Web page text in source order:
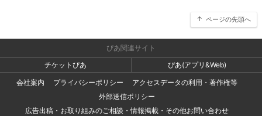
ページの先頭へ
ぴあ関連サイト
チケットぴあ
ぴあ(アプリ&Web)
会社案内
プライバシーポリシー
アクセスデータの利用・著作権等
外部送信ポリシー
広告出稿・お取り組みのご相談・情報掲載・その他お問い合わせ